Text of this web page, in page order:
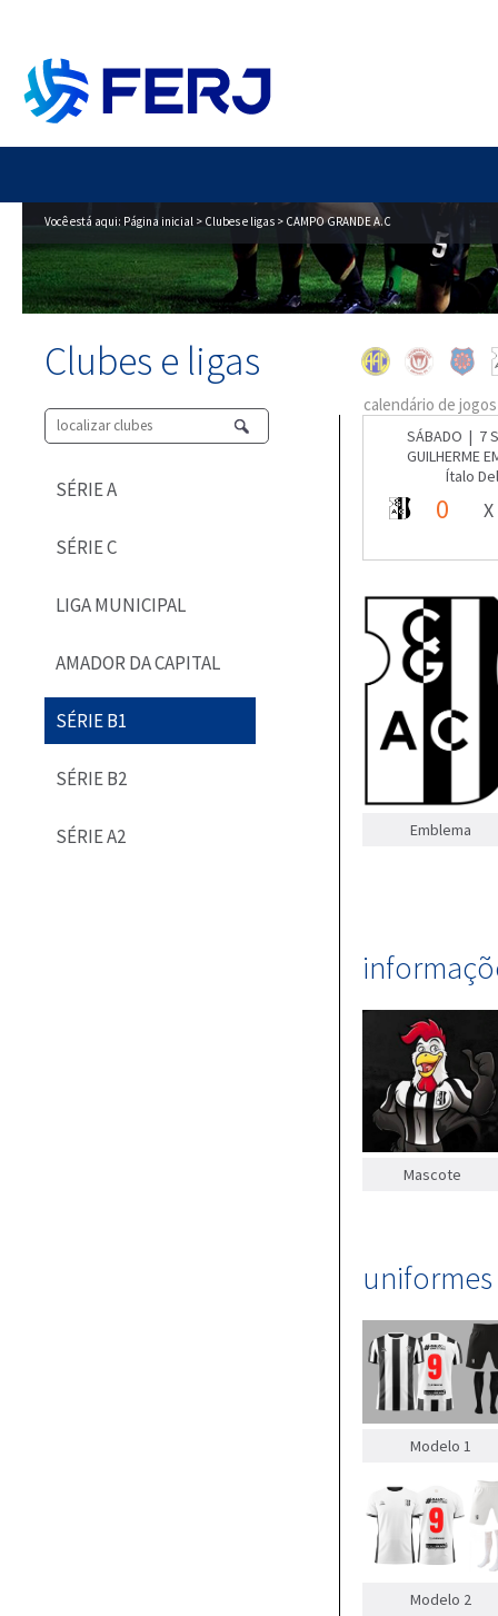
Você está aqui: Página inicial > Clubes e ligas > CAMPO GRANDE A.C
Clubes e ligas
SÉRIE A
SÉRIE C
LIGA MUNICIPAL
AMADOR DA CAPITAL
SÉRIE B1
SÉRIE B2
SÉRIE A2
calendário de jogos
SÁBADO | 7
GUILHERME
Ítalo
0 X
Emblema
Mascote
uniformes
Modelo 1
Modelo 2